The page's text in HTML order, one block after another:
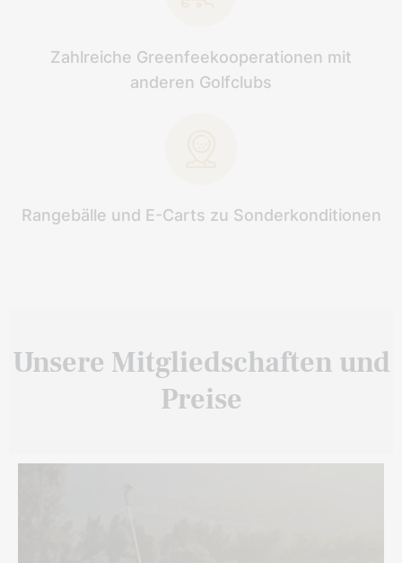
Zahlreiche Greenfeekooperationen mit
anderen Golfclubs
Rangebälle und E-Carts zu Sonderkonditionen
Unsere Mitgliedschaften und
Preise